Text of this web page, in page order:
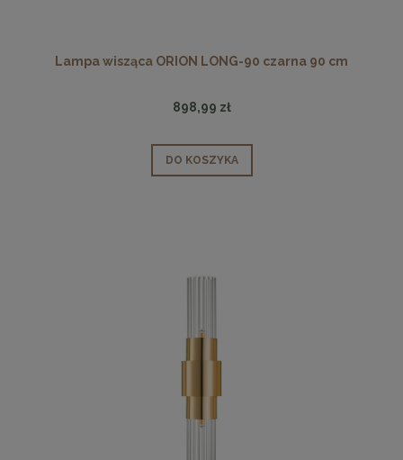
Lampa wisząca ORION LONG-90 czarna 90 cm
898,99 zł
DO KOSZYKA